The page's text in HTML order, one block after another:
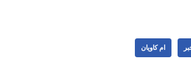
ام کاویان